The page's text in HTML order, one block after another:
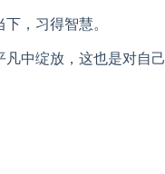
，习得智慧。
中绽放，这也是对自